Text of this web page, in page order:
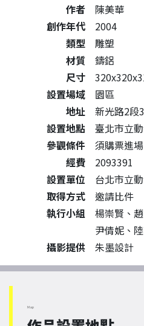
作者
陳美華
創作年代
2004
類型
雕塑
材質
鑄鋁
尺寸
設置場域
園區
地址
新光路2段
設置地點
臺北市立
參觀條件
須購票進場
經費
2093391
設置單位
台北市立
取得方式
邀請比件
執行小組
楊崇賢、
尹倩妮、
攝影提供
朱墨設計
Map